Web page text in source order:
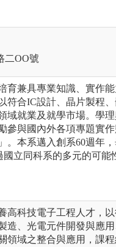
二OO號
育兼具專業知識、實作能
符合IC設計、晶片製程
域就業及就學市場。學
參與國內外各項專題實
。本系邁入創系60週年
立同科系的多元的可能
高科技電子工程人才，
造、光電元件開發與應
領域之整合與應用，課程